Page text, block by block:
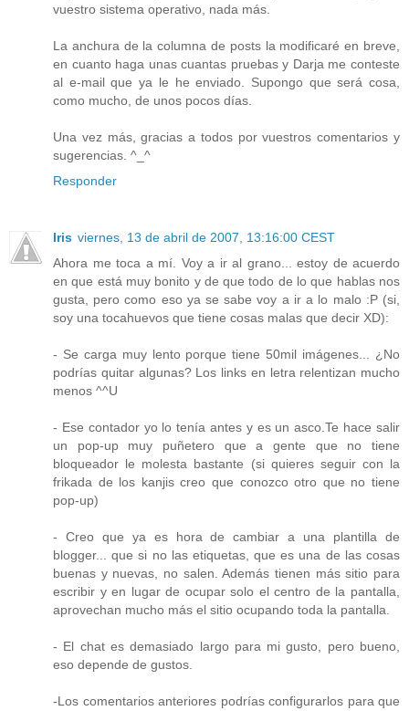
vuestro sistema operativo, nada más.
La anchura de la columna de posts la modificaré en breve,
en cuanto haga unas cuantas pruebas y Darja me conteste
al e-mail que ya le he enviado. Supongo que será cosa,
como mucho, de unos pocos días.
Una vez más, gracias a todos por vuestros comentarios y
sugerencias. ^_^
Responder
Iris viernes, 13 de abril de 2007, 13:16:00 CEST
Ahora me toca a mí. Voy a ir al grano... estoy de acuerdo
en que está muy bonito y de que todo de lo que hablas nos
gusta, pero como eso ya se sabe voy a ir a lo malo :P (si,
soy una tocahuevos que tiene cosas malas que decir XD):
- Se carga muy lento porque tiene 50mil imágenes... ¿No
podrías quitar algunas? Los links en letra relentizan mucho
menos ^^U
- Ese contador yo lo tenía antes y es un asco.Te hace salir
un pop-up muy puñetero que a gente que no tiene
bloqueador le molesta bastante (si quieres seguir con la
frikada de los kanjis creo que conozco otro que no tiene
pop-up)
- Creo que ya es hora de cambiar a una plantilla de
blogger... que si no las etiquetas, que es una de las cosas
buenas y nuevas, no salen. Además tienen más sitio para
escribir y en lugar de ocupar solo el centro de la pantalla,
aprovechan mucho más el sitio ocupando toda la pantalla.
- El chat es demasiado largo para mi gusto, pero bueno,
eso depende de gustos.
-Los comentarios anteriores podrías configurarlos para que